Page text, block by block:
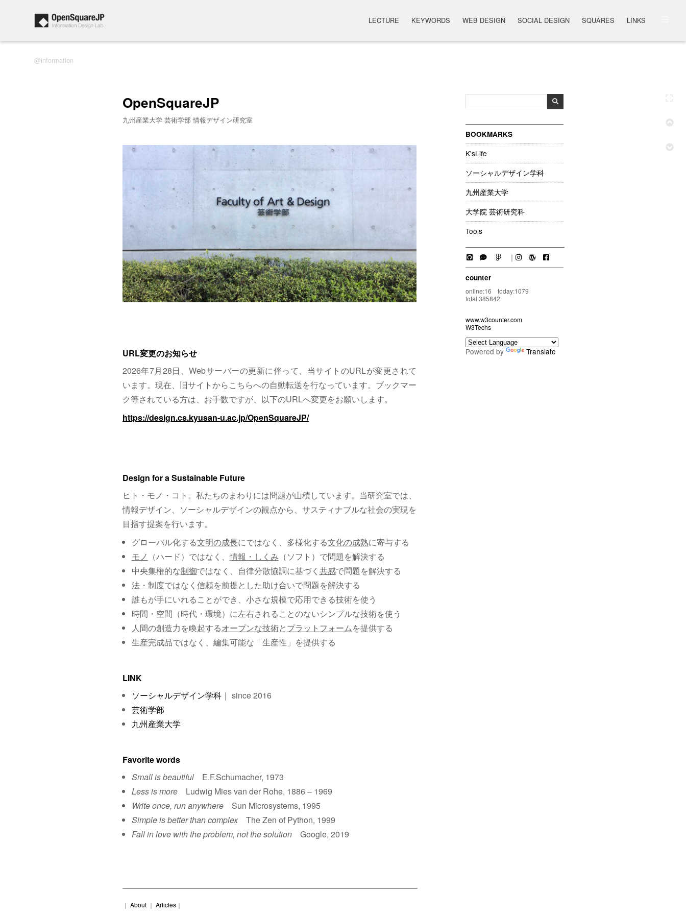
information
LECTURE KEYWORDS WEB DESIGN SOCIAL DESIGN SQUARES LINKS
BOOKMARKS
K'sLife
ソーシャルデザイン学科
九州産業大学
大学院 芸術研究科
Tools
｜
counter
online:16 today:1079
total:385842
www.w3counter.com
W3Techs
Powered by Translate
OpenSquareJP
九州産業大学 芸術学部 情報デザイン研究室
URL変更のお知らせ
2026年7月28日、Webサーバーの更新に伴って、当サイトのURLが変更されて
います。現在、旧サイトからこちらへの自動転送を行なっています。ブックマー
ク等されている方は、お手数ですが、以下のURLへ変更をお願いします。
https://design.cs.kyusan-u.ac.jp/OpenSquareJP/
Design for a Sustainable Future
ヒト・モノ・コト。私たちのまわりには問題が山積しています。当研究室では、
情報デザイン、ソーシャルデザインの観点から、サスティナブルな社会の実現を
目指す提案を行います。
グローバル化する文明の成長にではなく、多様化する文化の成熟に寄与する
モノ （ハード）ではなく、情報・しくみ （ソフト）で問題を解決する
中央集権的な制御ではなく、自律分散協調に基づく 共感で問題を解決する
法・制度ではなく 信頼を前提とした助け合いで問題を解決する
誰もが手にいれることができ、小さな規模で応用できる技術を使う
時間・空間（時代・環境）に左右されることのないシンプルな技術を使う
人間の創造力を喚起するオープンな技術とプラットフォームを提供する
生産完成品ではなく、編集可能な「生産性」を提供する
LINK
ソーシャルデザイン学科｜ since 2016
芸術学部
九州産業大学
Favorite words
Small is beautifulE.F.Schumacher, 1973
Less is moreLudwig Mies van der Rohe, 1886 – 1969
Write once, run anywhereSun Microsystems, 1995
Simple is better than complexThe Zen of Python, 1999
Fall in love with the problem, not the solutionGoogle, 2019
｜ About ｜ Articles ｜